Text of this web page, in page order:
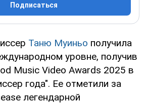
Подписаться
Таню Муиньо получила
уровне, получив
Music Video Awards 2025 в
года". Ее отметили за
легендарной